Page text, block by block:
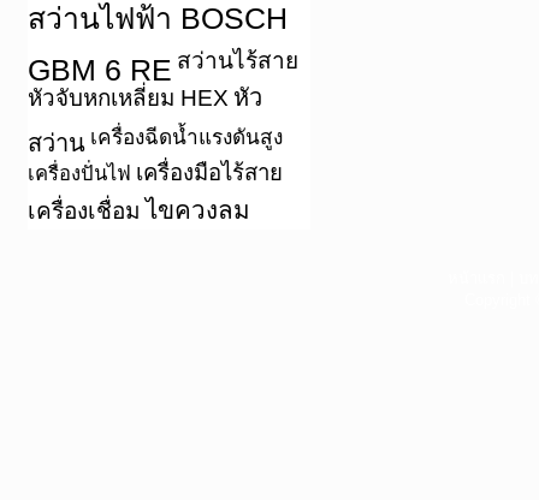
สว่านไฟฟ้า BOSCH
GBM 6 RE สว่านไร้สาย
หัวจับหกเหลี่ยม HEX หัว
สว่าน เครื่องฉีดน้ำแรงดันสูง
เครื่องปั่นไฟ เครื่องมือไร้สาย
เครื่องเชื่อม ไขควงลม